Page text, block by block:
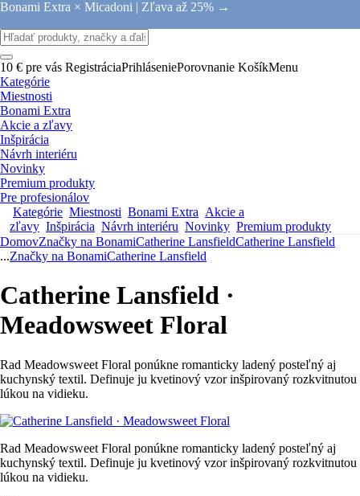
Bonami Extra × Micadoni | Zľava až 25% →
10 € pre vás RegistráciaPrihláseniePorovnanie KošíkMenu
Kategórie
Miestnosti
Bonami Extra
Akcie a zľavy
Inšpirácia
Návrh interiéru
Novinky
Premium produkty
Pre profesionálov
Kategórie Miestnosti Bonami Extra Akcie a
zľavy Inšpirácia Návrh interiéru Novinky Premium produkty
DomovZnačky na BonamiCatherine LansfieldCatherine Lansfield
...Značky na BonamiCatherine Lansfield
Catherine Lansfield ·
Meadowsweet Floral
Rad Meadowsweet Floral ponúkne romanticky ladený posteľný aj
kuchynský textil. Definuje ju kvetinový vzor inšpirovaný rozkvitnutou
lúkou na vidieku.
Rad Meadowsweet Floral ponúkne romanticky ladený posteľný aj
kuchynský textil. Definuje ju kvetinový vzor inšpirovaný rozkvitnutou
lúkou na vidieku.